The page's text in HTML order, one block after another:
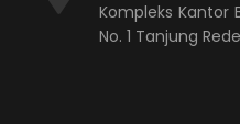
Kompleks Kantor
No. 1 Tanjung